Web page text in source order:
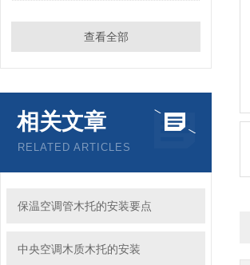
查看全部
相关文章
RELATED ARTICLES
保温空调管木托的安装要点
中央空调木质木托的安装